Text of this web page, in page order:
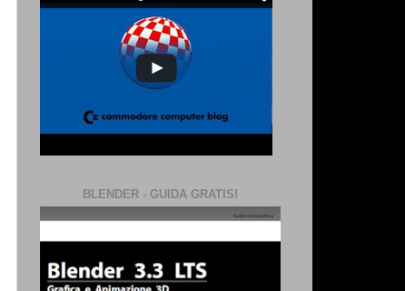
BLENDER - GUIDA GRATIS!